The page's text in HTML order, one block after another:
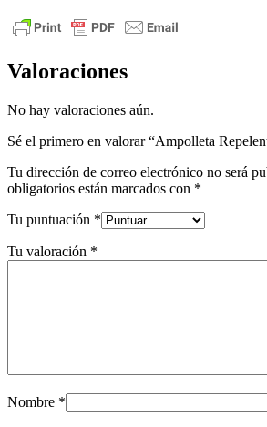
Valoraciones
No hay valoraciones aún.
Sé el primero en valorar “Ampolleta
Tu dirección de correo electrónico no será
obligatorios están marcados con *
Tu puntuación *
Tu valoración *
Nombre *